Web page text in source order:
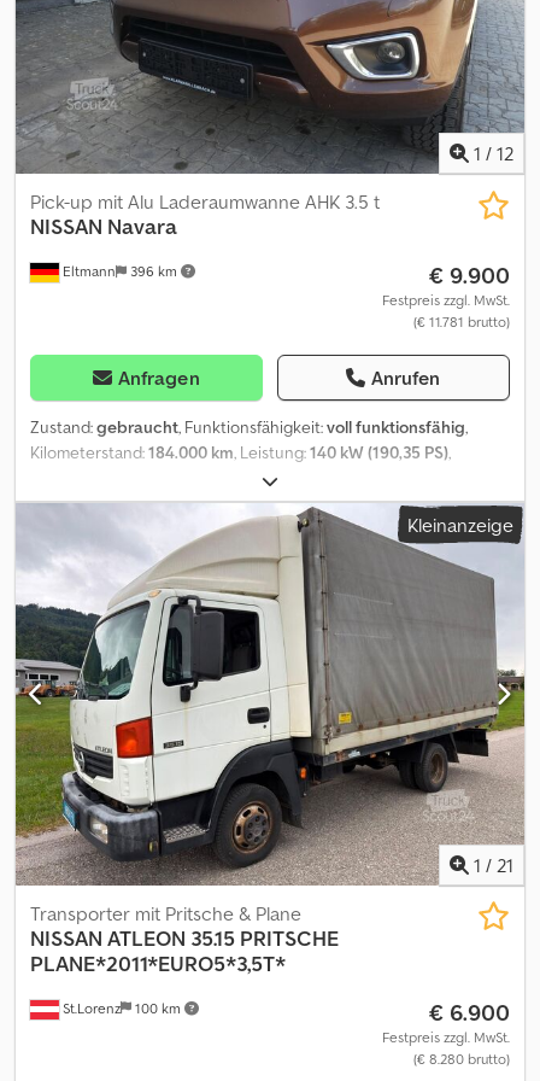
1 / 12
Eltmann 396 km
Pick-up mit Alu Laderaumwanne AHK 3.5 t
NISSAN Navara
€ 9.900
Festpreis zzgl. MwSt.
(€ 11.781 brutto)
Anfragen Anrufen
Zustand:gebraucht, Funktionsfähigkeit:voll funktionsfähig,
Kilometerstand:184.000 km, Leistung:140 kW (190,35 PS),
, Getriebetyp:mechanisch
Konfiguration:4x4, Gesamtgewicht:2.065 kg, Leergewicht:2.065
06/2018, nächste Prüfung (TÜV): 12/2026,
Emissionsklasse:
Euro6 , Farbe:Braun, Federung: Sonstige
Reifengröße: 255/60 R18, Anzahl der Sitzplätze:
Vorbesitzer:2, Baujahr:2018, Maschinen-/Fahrzeugnummer:
VSSKCTND23U0098078
, Ausstattung: Airbag, Allradantrieb,
Allwetterreifen, Differentialsperre, LKW-Zulassung,
Navigationssystem, Rußfilter, Gebrauchtwagen mit ca. 185.000
km 2,3 l Vierzyl. mit 140 kW Dcodpfozr H T Sjx Aiyok Bereifung 75 %
AHK - 3.500 kg Laderaumwanne aus Alu
Kleinanzeige
1 / 21
St.Lorenz 100 km
Transporter mit Pritsche & Plane
NISSAN ATLEON 35.15 PRITSCHE
PLANE*2011*EURO5*3,5T*
€ 6.900
Festpreis zzgl. MwSt.
(€ 8.280 brutto)